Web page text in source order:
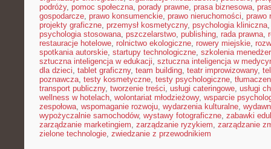
podróży, pomoc społeczna, porady prawne, prasa biznesowa,
gospodarcze, prawo konsumenckie, prawo nieruchomości, prawo
projekty graficzne, przemysł kosmetyczny, psychologia kliniczna
psychologia stosowana, pszczelarstwo, publishing, rada prawna,
restauracje hotelowe, rolnictwo ekologiczne, rowery miejskie,
spotkania autorskie, startupy technologiczne, szkolenia
sztuczna inteligencja w edukacji, sztuczna inteligencja w
dla dzieci, tablet graficzny, team building, teatr improwizowany,
poznawcza, testy kosmetyczne, testy psychologiczne,
transport publiczny, tworzenie treści, usługi cateringowe, usługi
wellness w hotelach, wolontariat młodzieżowy, wsparcie
zespołowa, wspomaganie rozwoju, wydarzenia kulturalne,
wypożyczalnie samochodów, wystawy fotograficzne, zabawki
zarządzanie marketingiem, zarządzanie ryzykiem, zarządzanie
zielone technologie, zwiedzanie z przewodnikiem